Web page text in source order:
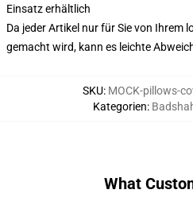
Einsatz erhältlich
Da jeder Artikel nur für Sie von Ihrem
gemacht wird, kann es leichte
SKU: MOCK-pillows-
Kategorien:
What